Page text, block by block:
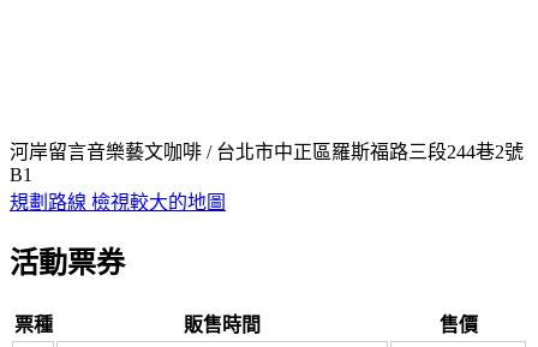
河岸留言音樂藝文咖啡 / 台北市中正區羅斯福路三段244巷2號
B1
規劃路線 檢視較大的地圖
活動票券
票種 販售時間
售價